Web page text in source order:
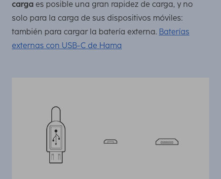
carga es posible una gran rapidez de carga, y no
solo para la carga de sus dispositivos móviles:
también para cargar la batería externa. Baterías
externas con USB-C de Hama